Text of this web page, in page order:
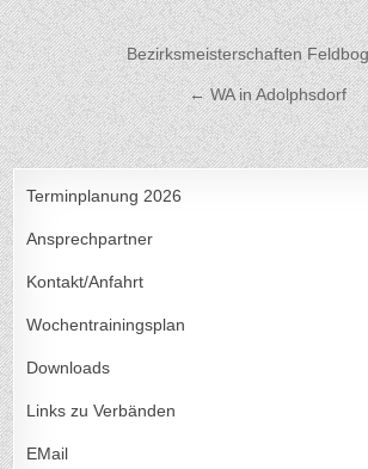
Beitragsnavigation
Bezirksmeisterschaften
← WA in Adolphsdorf
Terminplanung 2026
Ansprechpartner
Kontakt/Anfahrt
Wochentrainingsplan
Downloads
Links zu Verbänden
EMail